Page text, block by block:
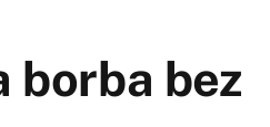
borba bez